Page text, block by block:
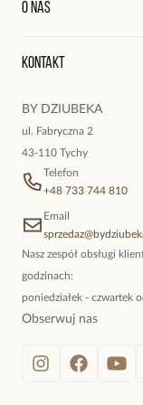
Reklamacje i zwroty
O nas
Oryginalne naszyjniki,
Kontakt
BY DZIUBEKA
ul. Fabryczna 2
43-110 Tychy
Telefon
+48 733 744 810
Email
Nasz zespół obsługi
godzinach:
poniedziałek - czwartek
Obserwuj nas